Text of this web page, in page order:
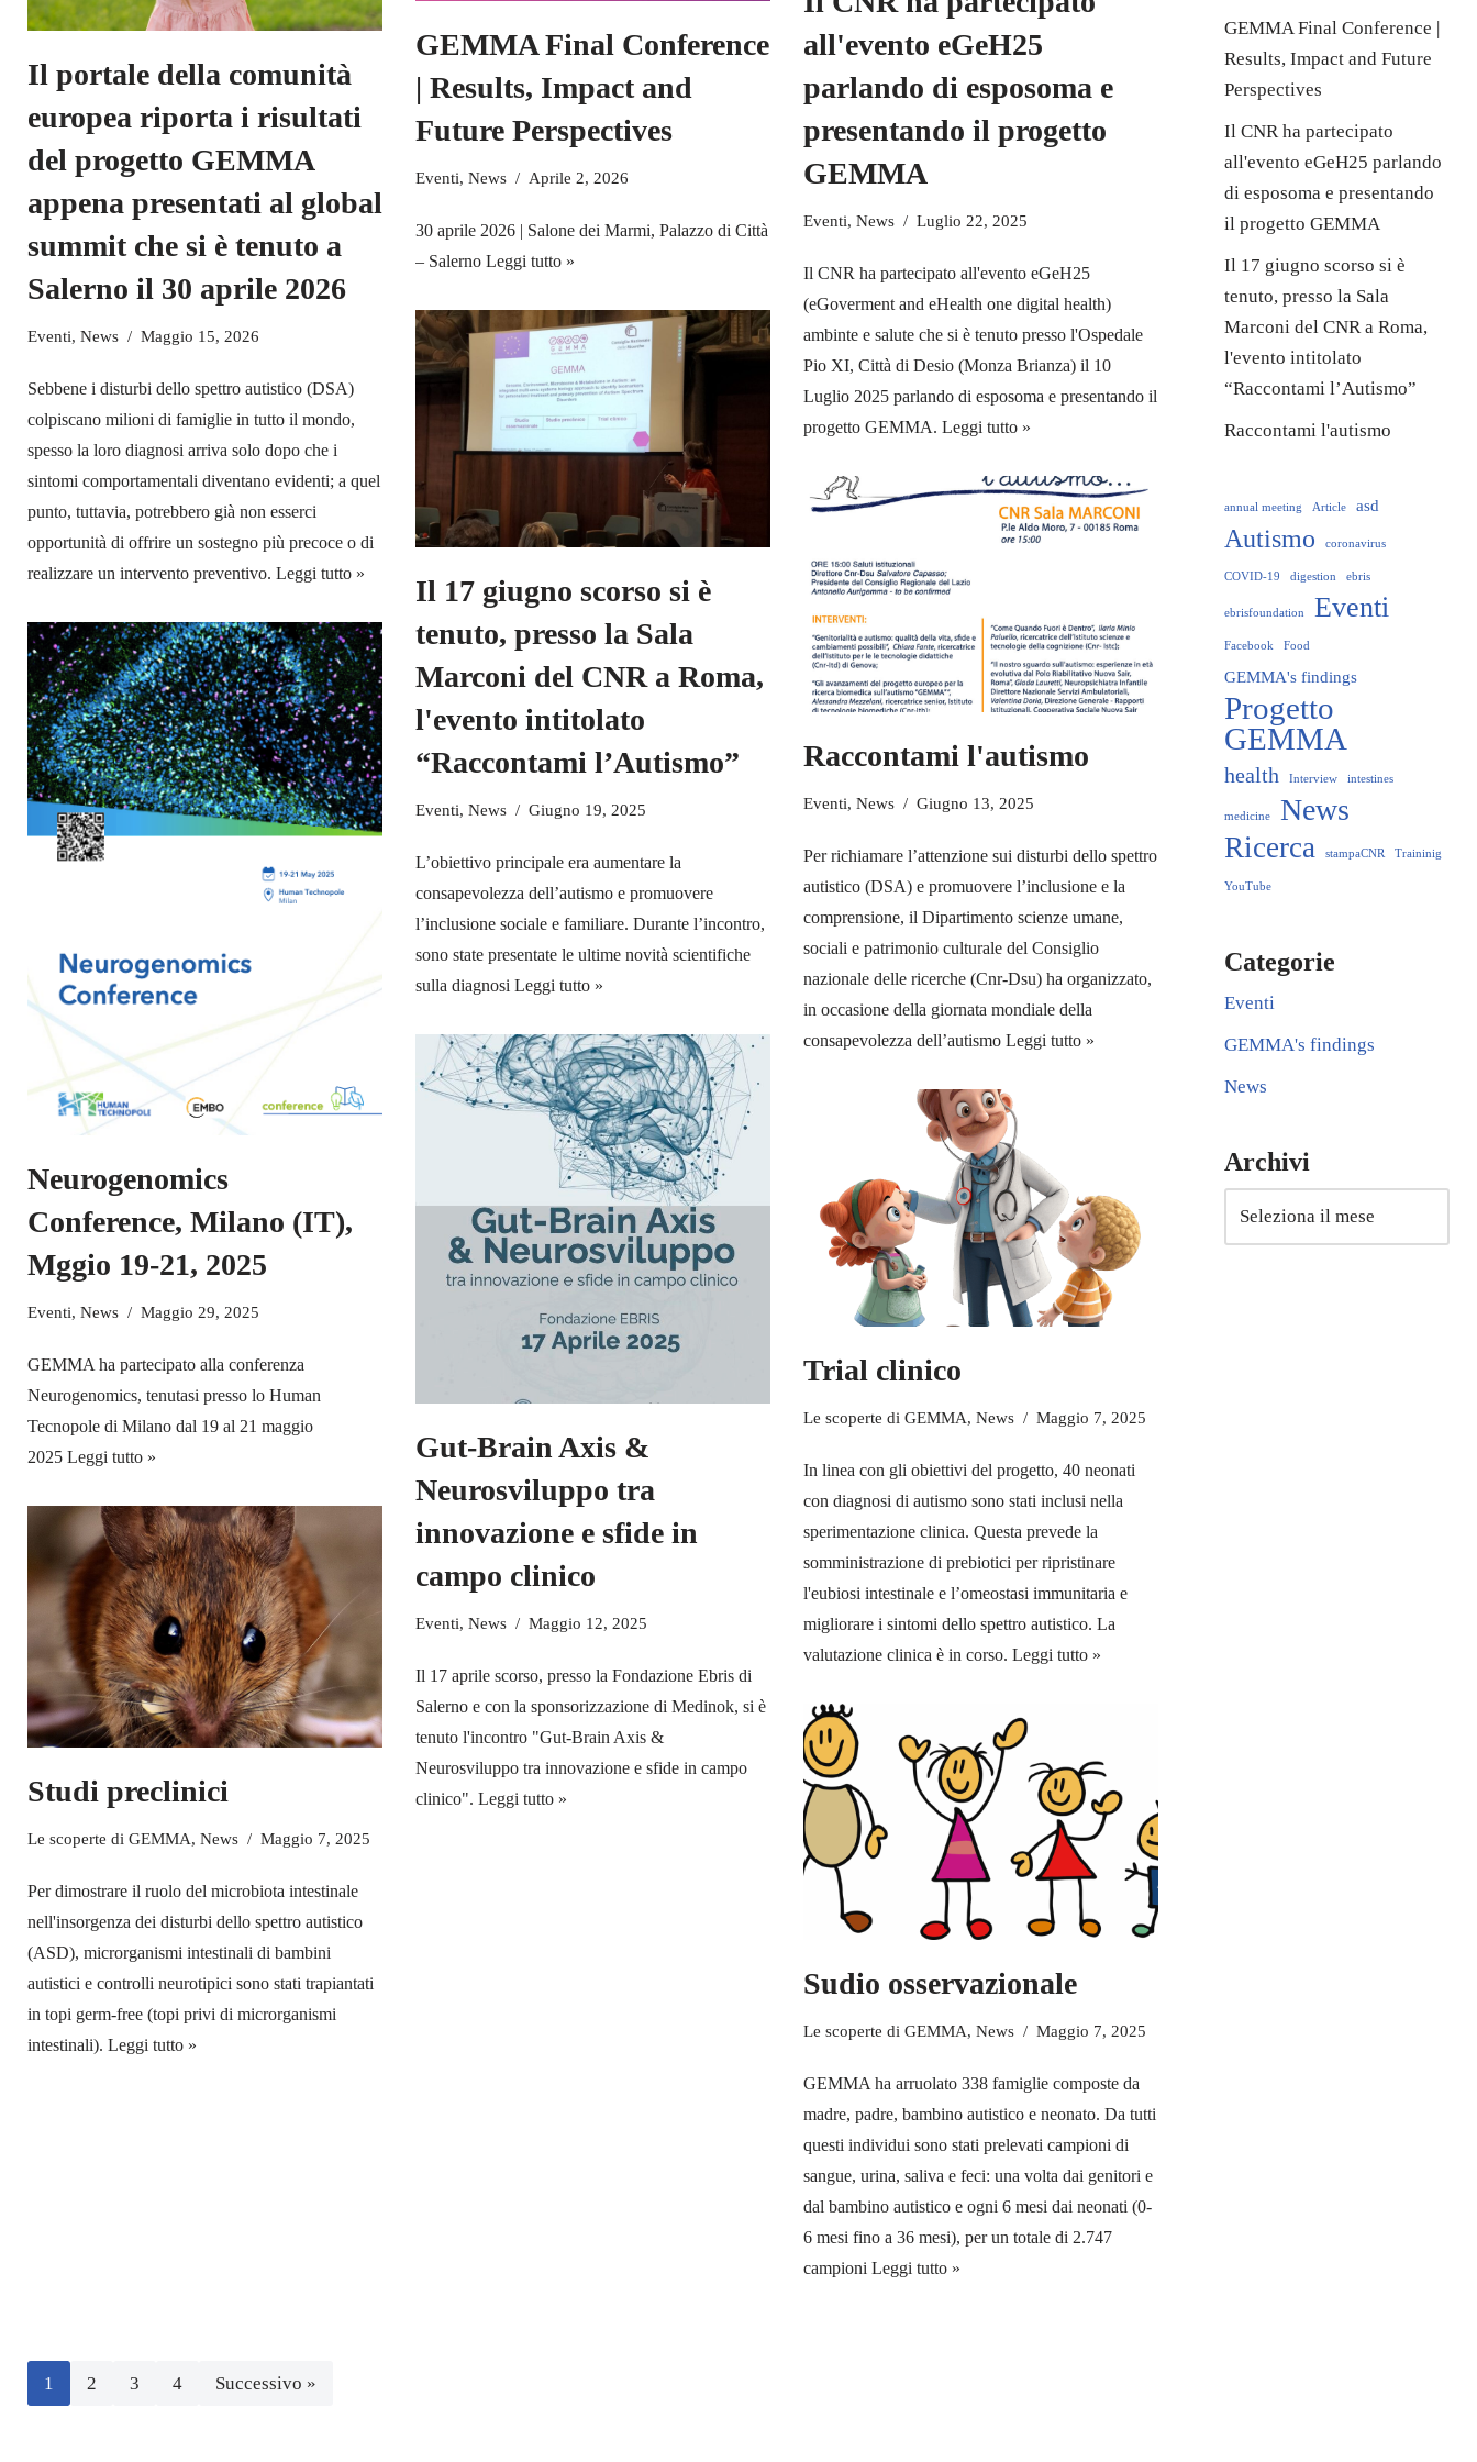
Il portale della comunità
europea riporta i risultati
del progetto GEMMA
appena presentati al global
summit che si è tenuto a
Salerno il 30 aprile 2026
Eventi, News Maggio 15, 2026
Sebbene i disturbi dello spettro autistico (DSA)
colpiscano milioni di famiglie in tutto il mondo,
spesso la loro diagnosi arriva solo dopo che i
sintomi comportamentali diventano evidenti; a quel
punto, tuttavia, potrebbero già non esserci
opportunità di offrire un sostegno più precoce o di
realizzare un intervento preventivo. Leggi tutto »
GEMMA Final Conference
| Results, Impact and
Future Perspectives
Eventi,News Aprile 2, 2026
30 aprile 2026 | Salone dei Marmi, Palazzo di Città
– SalernoLeggi tutto »
all'evento eGeH25
parlando di esposoma e
presentando il progetto
GEMMA
Eventi,News Luglio 22, 2025
Il CNR ha partecipato all'evento eGeH25
(eGoverment and eHealth one digital health)
ambinte e salute che si è tenuto presso l'Ospedale
Pio XI, Città di Desio (Monza Brianza) il 10
Luglio 2025 parlando di esposoma e presentando il
progetto GEMMA.Leggi tutto »
Il 17 giugno scorso si è
tenuto, presso la Sala
Marconi del CNR a Roma,
l'evento intitolato
“Raccontami l’Autismo”
Eventi,News Giugno 19, 2025
L’obiettivo principale era aumentare la
consapevolezza dell’autismo e promuovere
l’inclusione sociale e familiare. Durante l’incontro,
sono state presentate le ultime novità scientifiche
sulla diagnosiLeggi tutto »
Raccontami l'autismo
Eventi,News Giugno 13, 2025
Per richiamare l’attenzione sui disturbi dello spettro
autistico (DSA) e promuovere l’inclusione e la
comprensione, il Dipartimento scienze umane,
sociali e patrimonio culturale del Consiglio
nazionale delle ricerche (Cnr-Dsu) ha organizzato,
in occasione della giornata mondiale della
consapevolezza dell’autismoLeggi tutto »
Neurogenomics
Conference, Milano (IT),
Mggio 19-21, 2025
Eventi, News Maggio 29, 2025
GEMMA ha partecipato alla conferenza
Neurogenomics, tenutasi presso lo Human
Tecnopole di Milano dal 19 al 21 maggio
2025 Leggi tutto »
Gut-Brain Axis &
Neurosviluppo tra
innovazione e sfide in
campo clinico
Eventi,News Maggio 12, 2025
Il 17 aprile scorso, presso la Fondazione Ebris di
Salerno e con la sponsorizzazione di Medinok, si è
tenuto l'incontro "Gut-Brain Axis &
Neurosviluppo tra innovazione e sfide in campo
clinico".Leggi tutto »
Trial clinico
Le scoperte di GEMMA,News Maggio 7, 2025
In linea con gli obiettivi del progetto, 40 neonati
con diagnosi di autismo sono stati inclusi nella
sperimentazione clinica. Questa prevede la
somministrazione di prebiotici per ripristinare
l'eubiosi intestinale e l’omeostasi immunitaria e
migliorare i sintomi dello spettro autistico. La
valutazione clinica è in corso.Leggi tutto »
Studi preclinici
Le scoperte di GEMMA, News Maggio 7, 2025
Per dimostrare il ruolo del microbiota intestinale
nell'insorgenza dei disturbi dello spettro autistico
(ASD), microrganismi intestinali di bambini
autistici e controlli neurotipici sono stati trapiantati
in topi germ-free (topi privi di microrganismi
intestinali). Leggi tutto »
Sudio osservazionale
Le scoperte di GEMMA,News Maggio 7, 2025
GEMMA ha arruolato 338 famiglie composte da
madre, padre, bambino autistico e neonato. Da tutti
questi individui sono stati prelevati campioni di
sangue, urina, saliva e feci: una volta dai genitori e
dal bambino autistico e ogni 6 mesi dai neonati (0-
6 mesi fino a 36 mesi), per un totale di 2.747
campioniLeggi tutto »
1 2 3 4 Successivo »
GEMMA Final Conference |
Results, Impact and Future
Perspectives
Il CNR ha partecipato
all'evento eGeH25 parlando
di esposoma e presentando
il progetto GEMMA
Il 17 giugno scorso si è
tenuto, presso la Sala
Marconi del CNR a Roma,
l'evento intitolato
“Raccontami l’Autismo”
Raccontami l'autismo
annual meeting Article asd
Autismo coronavirus
COVID-19 digestion ebris
ebrisfoundation Eventi
Facebook Food
GEMMA's findings
Progetto
GEMMA
health Interview intestines
medicine News
Ricerca stampaCNR Traininig
YouTube
Categorie
Eventi
GEMMA's findings
News
Archivi